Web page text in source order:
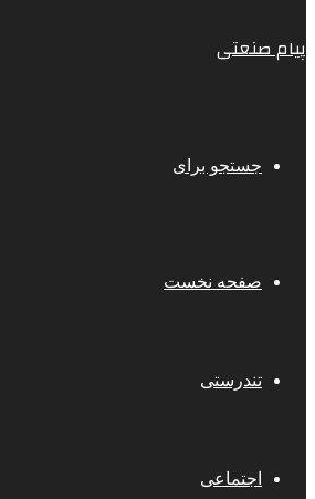
پیام صنعتی
جستجو برای
صفحه نخست
تندرستی
اجتماعی